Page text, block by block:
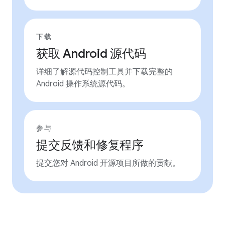
下载
获取 Android 源代码
详细了解源代码控制工具并下载完整的
Android 操作系统源代码。
参与
提交反馈和修复程序
提交您对 Android 开源项目所做的贡献。